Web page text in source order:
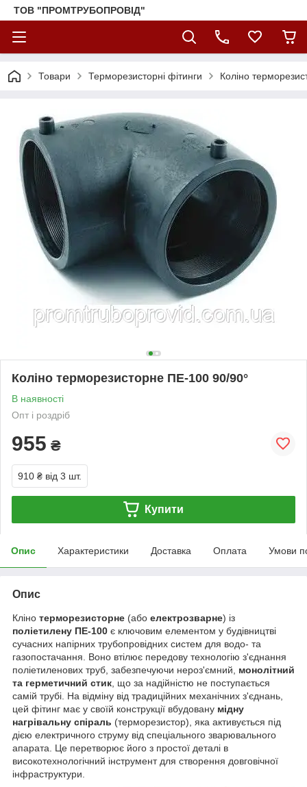
ТОВ "ПРОМТРУБОПРОВІД"
Товари Терморезисторні фітинги Коліно
Коліно терморезисторне ПЕ-100 90/90°
В наявності
Опт і роздріб
955 ₴
910 ₴ від 3 шт.
Купити
Опис Характеристики Доставка Оплата Умови
Опис
Кліно терморезисторне (або електрозварне) із
поліетилену ПЕ-100 є ключовим елементом у будівництві
сучасних напірних трубопровідних систем для водо- та
газопостачання. Воно втілює передову технологію з'єднання
поліетиленових труб, забезпечуючи нероз'ємний, монолітний
та герметичний стик , що за надійністю не поступається
самій трубі. На відміну від традиційних механічних з'єднань,
цей фітинг має у своїй конструкції вбудовану мідну
нагрівальну спіраль (терморезистор), яка активується під
дією електричного струму від спеціального зварювального
апарата. Це перетворює його з простої деталі в
високотехнологічний інструмент для створення довговічної
інфраструктури.